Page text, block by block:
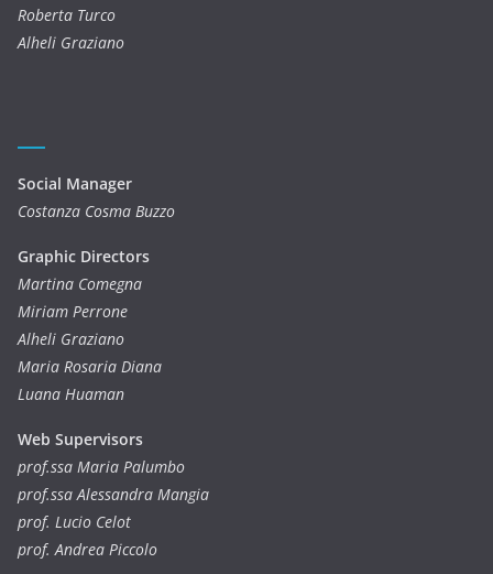
Roberta Turco
Alheli Graziano
Social Manager
Costanza Cosma Buzzo
Graphic Directors
Martina Comegna
Miriam Perrone
Alheli Graziano
Maria Rosaria Diana
Luana Huaman
Web Supervisors
prof.ssa Maria Palumbo
prof.ssa Alessandra Mangia
prof. Lucio Celot
prof. Andrea Piccolo